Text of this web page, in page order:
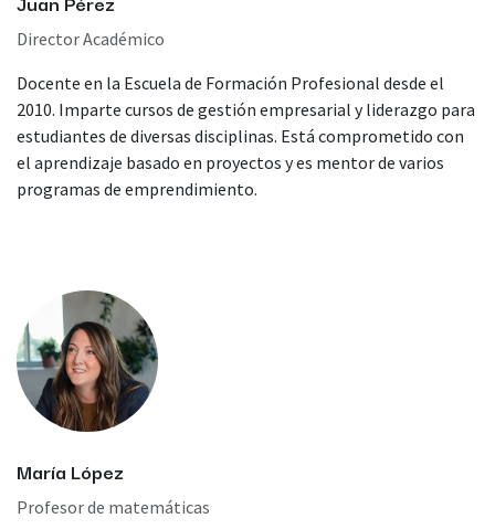
Director Académico
Docente en la Escuela de Formación Profesional desde el
2010. Imparte cursos de gestión empresarial y liderazgo para
estudiantes de diversas disciplinas. Está comprometido con
el aprendizaje basado en proyectos y es mentor de varios
programas de emprendimiento.
María López
Profesor de matemáticas